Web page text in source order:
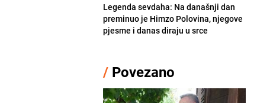
Legenda sevdaha: Na današnji dan
preminuo je Himzo Polovina, njegove
pjesme i danas diraju u srce
/ Povezano